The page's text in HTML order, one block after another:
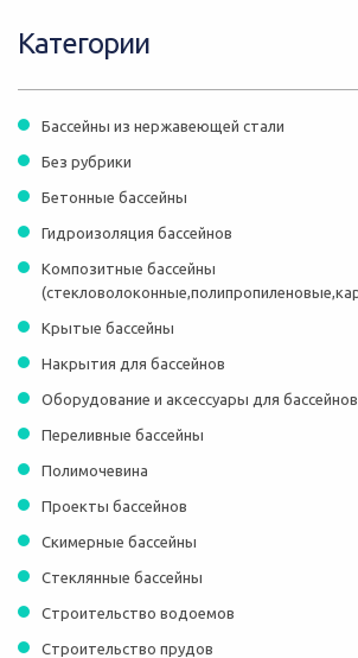
Категории
Бассейны из нержавеющей стали
Без рубрики
Бетонные бассейны
Гидроизоляция бассейнов
Композитные бассейны
Крытые бассейны
Накрытия для бассейнов
Оборудование и аксессуары для бассейнов
Переливные бассейны
Полимочевина
Проекты бассейнов
Скимерные бассейны
Стеклянные бассейны
Строительство водоемов
Строительство прудов